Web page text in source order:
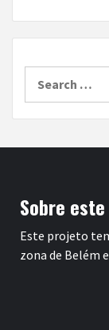
Sobre
Este projeto
zona de Belém